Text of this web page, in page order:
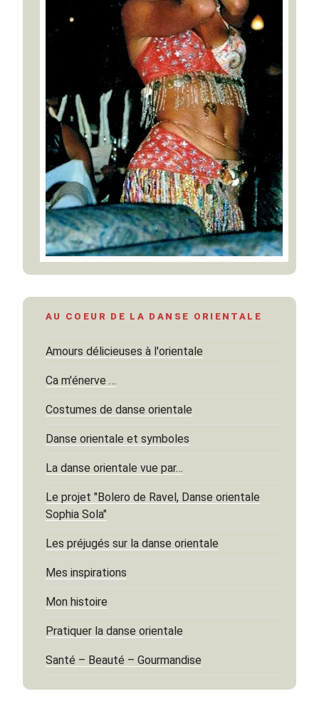
AU COEUR DE LA DANSE ORIENTALE
Amours délicieuses à l'orientale
Ca m'énerve …
Costumes de danse orientale
Danse orientale et symboles
La danse orientale vue par…
Le projet "Bolero de Ravel, Danse orientale
Sophia Sola"
Les préjugés sur la danse orientale
Mes inspirations
Mon histoire
Pratiquer la danse orientale
Santé – Beauté – Gourmandise